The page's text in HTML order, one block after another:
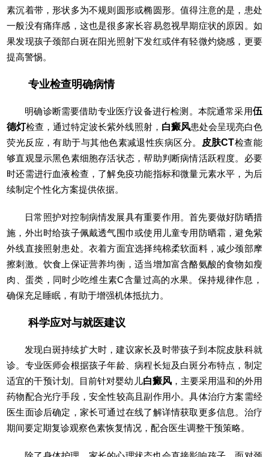
素沉着带，形状多为不规则圆形或椭圆形。值得注意的是，患处
一般没有痛痒感，这也是很多家长容易忽视早期症状的原因。如
果发现孩子颈部白斑在阳光照射下发红或伴有轻微灼烧感，更要
提高警惕。
专业检查明确病情
明确诊断需要借助专业医疗设备进行检测。本院通常采用伍
德灯检查，通过特定波长紫外线照射， 白癜风患处会呈现亮白色
荧光反应，有助于与其他色素减退性疾病区分。
皮肤CT检查能
够直观显示黑色素细胞存活状态，帮助判断病情活跃程度。必要
时还需进行血液检查，了解免疫功能指标和微量元素水平，为后
续制定个性化方案提供依据。
日常照护对控制病情发展具有重要作用。首先要做好防晒措
施，外出时给孩子佩戴透气围巾或使用儿童专用防晒霜，避免紫
外线直接照射患处。衣着方面宜选择纯棉柔软面料，减少颈部摩
擦刺激。饮食上保证营养均衡，适当增加富含酪氨酸的食物如瘦
肉、蛋类，同时少吃维生素C含量过高的水果。保持规律作息，
确保充足睡眠，有助于增强机体抵抗力。
科学应对与就医建议
发现白斑持续扩大时，建议家长及时带孩子到本院皮肤科就
诊。专业医师会根据孩子年龄、病程长短及白斑分布特点，制定
适宜的干预计划。目前针对婴幼儿白癜风，主要采用温和的外用
药物配合光疗手段，安全性较高且副作用小。具体治疗方案需经
医生面诊后确定，家长可通过在线了解详情获取更多信息。治疗
期间要定期复诊观察色素恢复情况，配合医生调整干预策略。